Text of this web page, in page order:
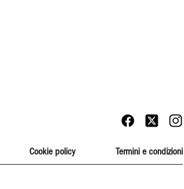
Cookie policy Termini e condizioni